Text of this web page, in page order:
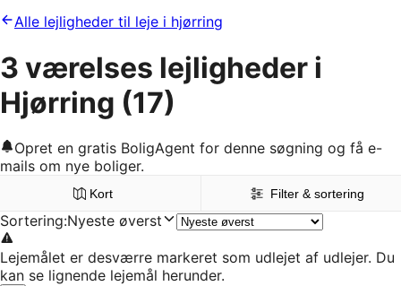
Alle lejligheder til leje i hjørring
3 værelses lejligheder i
Hjørring (17)
Opret en gratis BoligAgent for denne søgning og få e-
mails om nye boliger.
Kort Filter & sortering
Sortering:Nyeste øverst
Lejemålet er desværre markeret som udlejet af udlejer. Du
kan se lignende lejemål herunder.